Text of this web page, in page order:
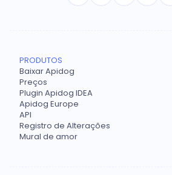
PRODUTOS
Baixar Apidog
Preços
Plugin Apidog IDEA
Apidog Europe
API
Registro de Alterações
Mural de amor